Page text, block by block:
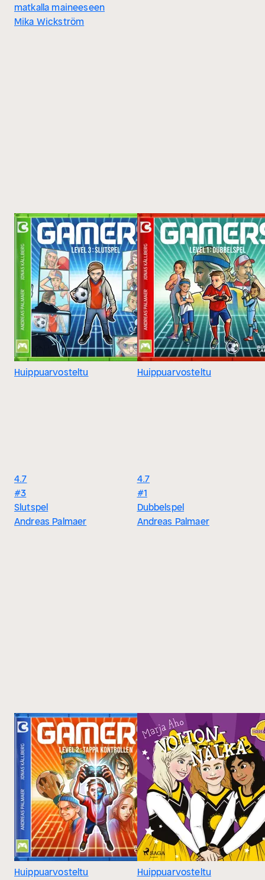
matkalla maineeseen
Mika Wickström
Huippuarvosteltu
4.7
#3
Slutspel
Andreas Palmaer
Huippuarvosteltu
4.7
#1
Dubbelspel
Andreas Palmaer
Huippuarvosteltu Huippuarvosteltu